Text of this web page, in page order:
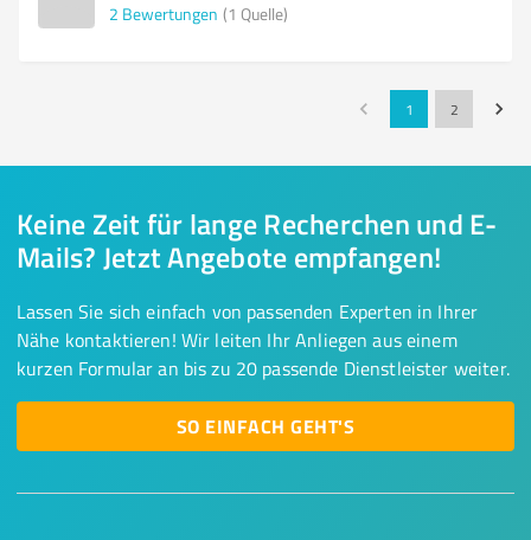
2 Bewertungen (1 Quelle)
1 2
Keine Zeit für lange Recherchen und E-
Mails? Jetzt Angebote empfangen!
Lassen Sie sich einfach von passenden Experten in Ihrer
Nähe kontaktieren! Wir leiten Ihr Anliegen aus einem
kurzen Formular an bis zu 20 passende Dienstleister weiter.
SO EINFACH GEHT'S